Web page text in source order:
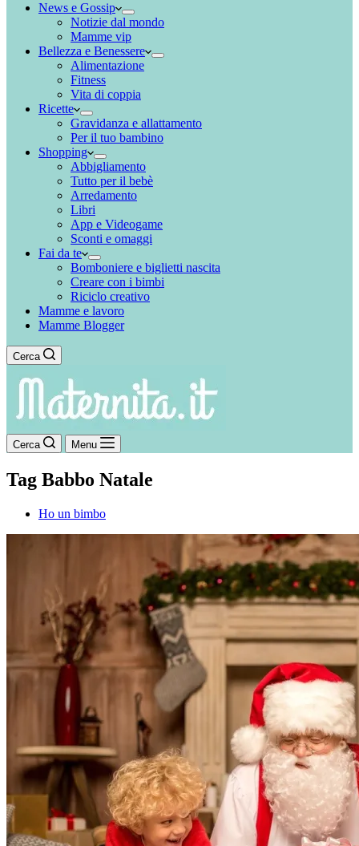
News e Gossip
Notizie dal mondo
Mamme vip
Bellezza e Benessere
Alimentazione
Fitness
Vita di coppia
Ricette
Gravidanza e allattamento
Per il tuo bambino
Shopping
Abbigliamento
Tutto per il bebè
Arredamento
Libri
App e Videogame
Sconti e omaggi
Fai da te
Bomboniere e biglietti nascita
Creare con i bimbi
Riciclo creativo
Mamme e lavoro
Mamme Blogger
Cerca
Cerca Menu
Tag Babbo Natale
Ho un bimbo